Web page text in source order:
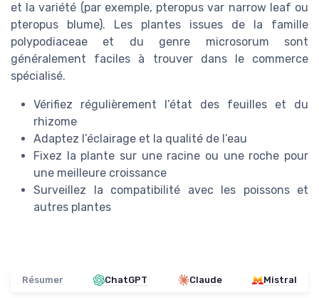
et la variété (par exemple, pteropus var narrow leaf ou
pteropus blume). Les plantes issues de la famille
polypodiaceae et du genre microsorum sont
généralement faciles à trouver dans le commerce
spécialisé.
Vérifiez régulièrement l’état des feuilles et du
rhizome
Adaptez l’éclairage et la qualité de l’eau
Fixez la plante sur une racine ou une roche pour
une meilleure croissance
Surveillez la compatibilité avec les poissons et
autres plantes
Résumer ChatGPT Claude Mistral